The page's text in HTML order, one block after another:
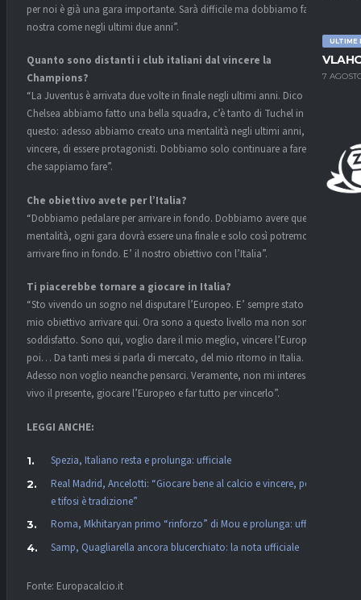
ULTIME
7
per noi è già una gara importante. Sarà difficile ma dobbiamo farla
nostra come negli ultimi due anni”.
Quanto sono distanti i club italiani dal vincere la
Champions?
“La Juventus è arrivata due volte in finale negli ultimi anni. Dico che al
Chelsea abbiamo fatto una bella squadra, c’è tanto di Tuchel in
questo: adesso abbiamo creato una mentalità negli ultimi anni, di
vincere, di essere protagonisti. Dobbiamo solo continuare a fare quel
che sappiamo fare”.
Che obiettivo avete per l’Italia?
“Dobbiamo pedalare per arrivare in fondo. Dobbiamo avere questa
mentalità, ogni gara dovrà essere una finale e solo così potremo
arrivare fino in fondo. E’ il nostro obiettivo con l’Italia”.
Ti piacerebbe tornare a giocare in Italia?
“Sto vivendo un sogno nel disputare l’Europeo. E’ sempre stato un
mio obiettivo arrivare qui. Ora sono a questo livello ma non sono
soddisfatto. Sono qui, voglio dare il mio meglio, vincere l’Europeo e
poi… Da tanti mesi si parla di mercato, del mio ritorno in Italia.
Adesso non voglio neanche pensarci. Veramente, non mi interessa:
vivo il presente, giocare l’Europeo e far tutto per vincerlo”.
LEGGI ANCHE:
Spezia, Italiano resta e prolunga: ufficiale
Real Madrid, Ancelotti: “Giocare bene al calcio e vincere, per club
e tifosi è tradizione”
Roma, Mkhitaryan primo “rinforzo” di Mou e prolunga: ufficiale
Samp, Quagliarella ancora blucerchiato: la nota ufficiale
Fonte: Europacalcio.it